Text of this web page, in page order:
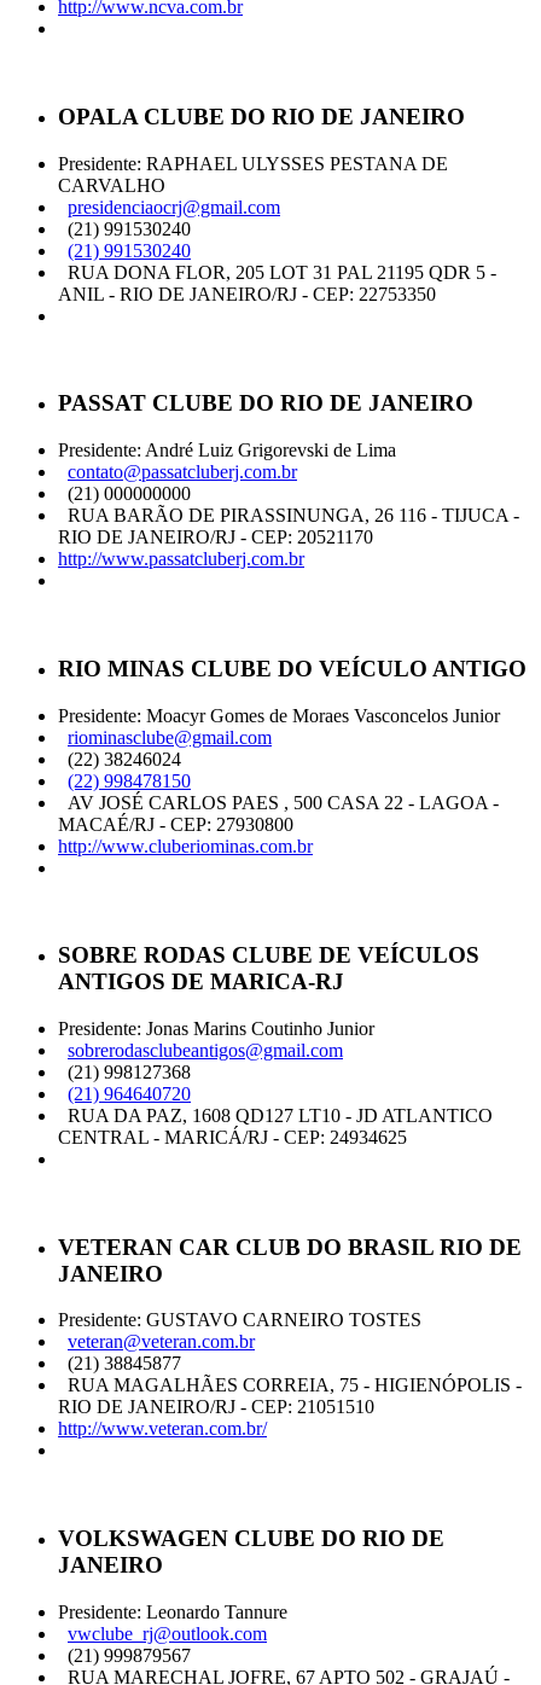
http://www.ncva.com.br
OPALA CLUBE DO RIO DE JANEIRO
Presidente: RAPHAEL ULYSSES PESTANA DE
CARVALHO
presidenciaocrj@gmail.com
(21) 991530240
(21) 991530240
RUA DONA FLOR, 205 LOT 31 PAL 21195 QDR 5 -
ANIL - RIO DE JANEIRO/RJ - CEP: 22753350
PASSAT CLUBE DO RIO DE JANEIRO
Presidente: André Luiz Grigorevski de Lima
contato@passatcluberj.com.br
(21) 000000000
RUA BARÃO DE PIRASSINUNGA, 26 116 - TIJUCA -
RIO DE JANEIRO/RJ - CEP: 20521170
http://www.passatcluberj.com.br
RIO MINAS CLUBE DO VEÍCULO ANTIGO
Presidente: Moacyr Gomes de Moraes Vasconcelos Junior
riominasclube@gmail.com
(22) 38246024
(22) 998478150
AV JOSÉ CARLOS PAES , 500 CASA 22 - LAGOA -
MACAÉ/RJ - CEP: 27930800
http://www.cluberiominas.com.br
SOBRE RODAS CLUBE DE VEÍCULOS
ANTIGOS DE MARICA-RJ
Presidente: Jonas Marins Coutinho Junior
sobrerodasclubeantigos@gmail.com
(21) 998127368
(21) 964640720
RUA DA PAZ, 1608 QD127 LT10 - JD ATLANTICO
CENTRAL - MARICÁ/RJ - CEP: 24934625
VETERAN CAR CLUB DO BRASIL RIO DE
JANEIRO
Presidente: GUSTAVO CARNEIRO TOSTES
veteran@veteran.com.br
(21) 38845877
RUA MAGALHÃES CORREIA, 75 - HIGIENÓPOLIS -
RIO DE JANEIRO/RJ - CEP: 21051510
http://www.veteran.com.br/
VOLKSWAGEN CLUBE DO RIO DE
JANEIRO
Presidente: Leonardo Tannure
vwclube_rj@outlook.com
(21) 999879567
RUA MARECHAL JOFRE, 67 APTO 502 - GRAJAÚ -